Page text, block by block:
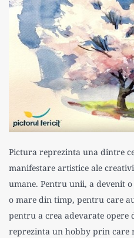
Pictura reprezinta una dintre
manifestare artistice ale
umane. Pentru unii, a devenit
o mare din timp, pentru care
pentru a crea adevarate
reprezinta un hobby prin care